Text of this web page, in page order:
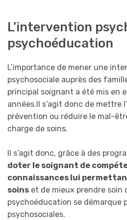
L’intervention
psychoéducation
L’importance de mener une
psychosociale auprès des
principal soignant a été mis en
années.Il s’agit donc de mettre
prévention ou réduire le mal-
charge de soins.
Il s’agit donc, grâce à des
doter le soignant de
connaissances lui
soins et de mieux prendre soin
psychoéducation se démarque
psychosociales.